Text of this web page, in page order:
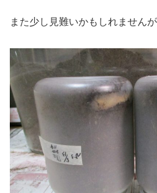
また少し見難いかもしれませんが